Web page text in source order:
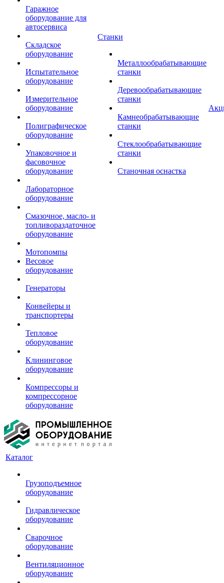
Гаражное
оборудование для
автосервиса
Складское
оборудование
Испытательное
оборудование
Измерительное
оборудование
Полиграфическое
оборудование
Упаковочное и
фасовочное
оборудование
Лабораторное
оборудование
Смазочное, масло- и
топливораздаточное
оборудование
Мотопомпы
Весовое
оборудование
Генераторы
Конвейеры и
транспортеры
Тепловое
оборудование
Клининговое
оборудование
Компрессоры и
компрессорное
оборудование
Станки
Металлообрабатывающие
станки
Деревообрабатывающие
станки
Камнеобрабатывающие
станки
Стеклообрабатывающие
станки
Станочная оснастка
Каталог
Грузоподъемное
оборудование
Гидравлическое
оборудование
Сварочное
оборудование
Вентиляционное
оборудование